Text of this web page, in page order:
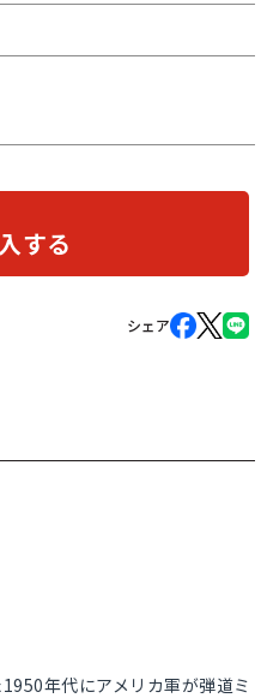
する
シェア
年代にアメリカ軍が弾道ミ